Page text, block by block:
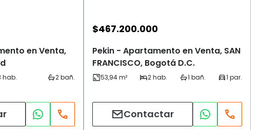
en Venta,
$467.200.000
Pekin - Apartamento en Venta, SAN
FRANCISCO, Bogotá D.C.
Contactar